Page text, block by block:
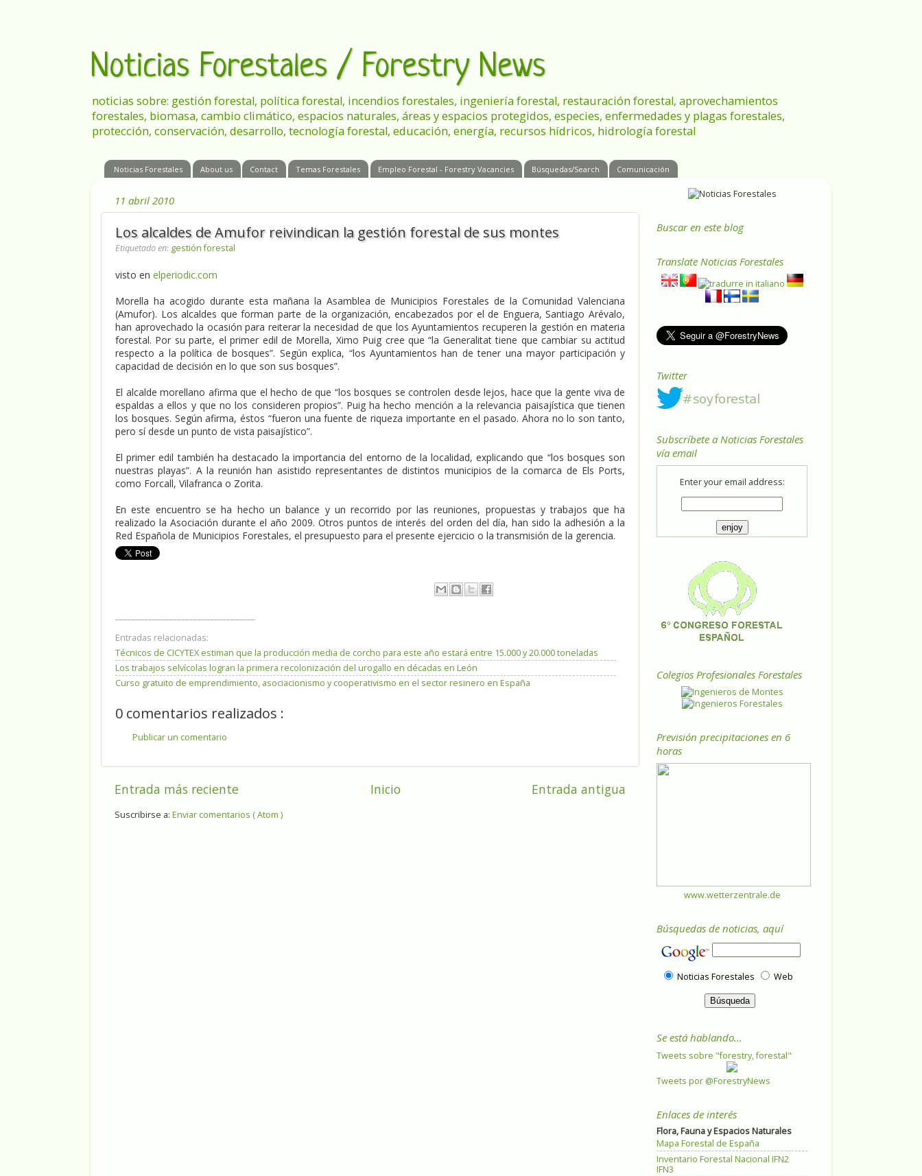
Noticias Forestales / Forestry News
noticias sobre: gestión forestal, política forestal, incendios forestales, ingeniería forestal, restauración forestal, aprovechamientos
forestales, biomasa, cambio climático, espacios naturales, áreas y espacios protegidos, especies, enfermedades y plagas forestales,
protección, conservación, desarrollo, tecnología forestal, educación, energía, recursos hídricos, hidrología forestal
Noticias Forestales About us Contact Temas Forestales Empleo Forestal - Forestry Vacancies Búsquedas/Search Comunicación
11 abril 2010
Los alcaldes de Amufor reivindican la gestión forestal de sus montes
Etiquetado en: gestión forestal
visto en elperiodic.com
Morella ha acogido durante esta mañana la Asamblea de Municipios Forestales de la Comunidad Valenciana
(Amufor). Los alcaldes que forman parte de la organización, encabezados por el de Enguera, Santiago Arévalo,
han aprovechado la ocasión para reiterar la necesidad de que los Ayuntamientos recuperen la gestión en materia
forestal. Por su parte, el primer edil de Morella, Ximo Puig cree que “la Generalitat tiene que cambiar su actitud
respecto a la política de bosques”. Según explica, “los Ayuntamientos han de tener una mayor participación y
capacidad de decisión en lo que son sus bosques”.
El alcalde morellano afirma que el hecho de que “los bosques se controlen desde lejos, hace que la gente viva de
espaldas a ellos y que no los consideren propios”. Puig ha hecho mención a la relevancia paisajística que tienen
los bosques. Según afirma, éstos “fueron una fuente de riqueza importante en el pasado. Ahora no lo son tanto,
pero sí desde un punto de vista paisajístico”.
El primer edil también ha destacado la importancia del entorno de la localidad, explicando que “los bosques son
nuestras playas”. A la reunión han asistido representantes de distintos municipios de la comarca de Els Ports,
como Forcall, Vilafranca o Zorita.
En este encuentro se ha hecho un balance y un recorrido por las reuniones, propuestas y trabajos que ha
realizado la Asociación durante el año 2009. Otros puntos de interés del orden del día, han sido la adhesión a la
Red Española de Municipios Forestales, el presupuesto para el presente ejercicio o la transmisión de la gerencia.
Entradas relacionadas:
Técnicos de CICYTEX estiman que la producción media de corcho para este año estará entre 15.000 y 20.000 toneladas
Los trabajos selvícolas logran la primera recolonización del urogallo en décadas en León
Curso gratuito de emprendimiento, asociacionismo y cooperativismo en el sector resinero en España
0 comentarios realizados :
Publicar un comentario
Entrada más reciente Entrada antigua
Inicio
Suscribirse a: Enviar comentarios ( Atom )
Buscar en este blog
Translate Noticias Forestales
Twitter
Subscríbete a Noticias Forestales
vía email
Enter your email address:
Colegios Profesionales Forestales
Previsión precipitaciones en 6
horas
www.wetterzentrale.de
Búsquedas de noticias, aquí
Noticias Forestales Web
Se está hablando...
Tweets sobre "forestry, forestal"
Tweets por @ForestryNews
Enlaces de interés
Flora, Fauna y Espacios Naturales
Mapa Forestal de España
Inventario Forestal Nacional IFN2
IFN3